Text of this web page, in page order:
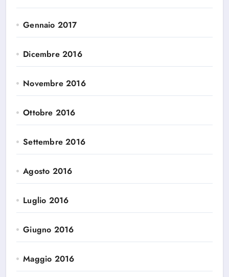
Gennaio 2017
Dicembre 2016
Novembre 2016
Ottobre 2016
Settembre 2016
Agosto 2016
Luglio 2016
Giugno 2016
Maggio 2016